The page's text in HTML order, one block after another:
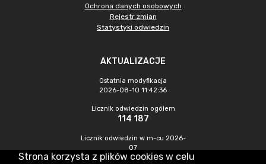
Ochrona danych osobowych
Rejestr zmian
Statystyki odwiedzin
AKTUALIZACJE
Ostatnia modyfikacja
2026-08-10 11:42:36
Licznik odwiedzin ogółem
114 187
Licznik odwiedzin w m-cu 2026-
07
706
Strona korzysta z plików cookies w celu